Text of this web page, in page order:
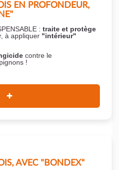
EN PROFONDEUR,
: traite et protège
à appliquer "intérieur"
contre le
!
AVEC "BONDEX"